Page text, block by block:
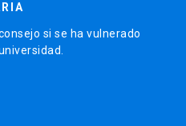
si se ha vulnerado